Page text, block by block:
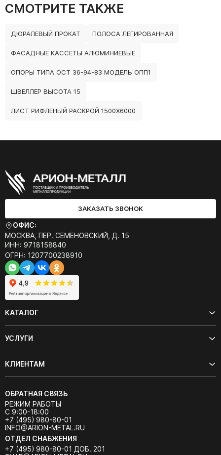
СМОТРИТЕ ТАКЖЕ
ДЮРАЛЕВЫЙ ПРОКАТ ПОЛОСА ЛЕГИРОВАННАЯ
ФАСАДНЫЕ КАССЕТЫ АЛЮМИНИЕВЫЕ
ОПОРЫ ТИПА ОСТ 36-94-83 МОДЕЛЬ ОПП1
ШВЕЛЛЕР ВЫСОТА 15
ЛИСТ РИФЛЕНЫЙ РАСКРОЙ 1500Х6000
ЗАКАЗАТЬ ЗВОНОК
ОФИС:
МОСКВА, ПЕР. СЕМЁНОВСКИЙ, Д. 15
ИНН: 9718158840
ОГРН: 1207700238910
КАТАЛОГ
УСЛУГИ
КЛИЕНТАМ
ОБРАТНАЯ СВЯЗЬ
РЕЖИМ РАБОТЫ
С 9:00-18:00
+7 (495) 980-80-01
INFO@ARION-METAL.RU
ОТДЕЛ СНАБЖЕНИЯ
+7 (495) 980-80-01 ДОБ. 201